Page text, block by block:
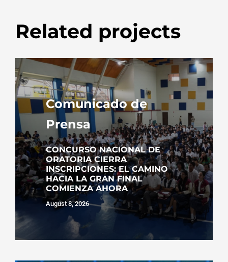
Related projects
Comunicado de
Prensa
CONCURSO NACIONAL DE
ORATORIA CIERRA
INSCRIPCIONES: EL CAMINO
HACIA LA GRAN FINAL
COMIENZA AHORA
August 8, 2026